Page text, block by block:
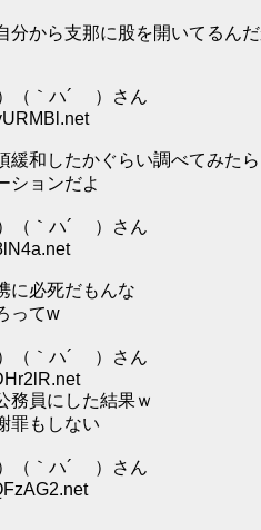
分から支那に股を開いてるん
（｀ハ´ ）さん
緩和したかぐらい調べてみたら
ションだよ
（｀ハ´ ）さん
に必死だもんな
ってw
（｀ハ´ ）さん
務員にした結果ｗ
罪もしない
（｀ハ´ ）さん